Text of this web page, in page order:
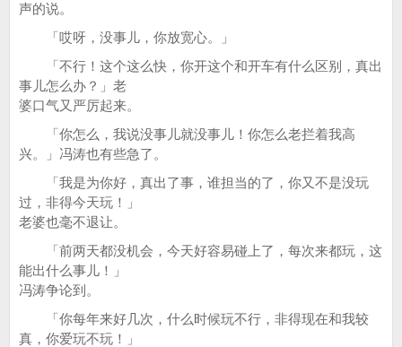
声的说。
「哎呀，没事儿，你放宽心。」
「不行！这个这么快，你开这个和开车有什么区别，真出
事儿怎么办？」老
婆口气又严厉起来。
「你怎么，我说没事儿就没事儿！你怎么老拦着我高
兴。」冯涛也有些急了。
「我是为你好，真出了事，谁担当的了，你又不是没玩
过，非得今天玩！」
老婆也毫不退让。
「前两天都没机会，今天好容易碰上了，每次来都玩，这
能出什么事儿！」
冯涛争论到。
「你每年来好几次，什么时候玩不行，非得现在和我较
真，你爱玩不玩！」